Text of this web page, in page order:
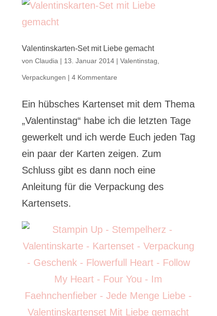
Valentinskarten-Set mit Liebe gemacht
von Claudia | 13. Januar 2014| Valentinstag
Verpackungen | 4 Kommentare
Ein hübsches Kartenset mit dem Thema
„Valentinstag“ habe ich die letzten Tage
gewerkelt und ich werde Euch jeden Tag
ein paar der Karten zeigen. Zum
Schluss gibt es dann noch eine
Anleitung für die Verpackung des
Kartensets.